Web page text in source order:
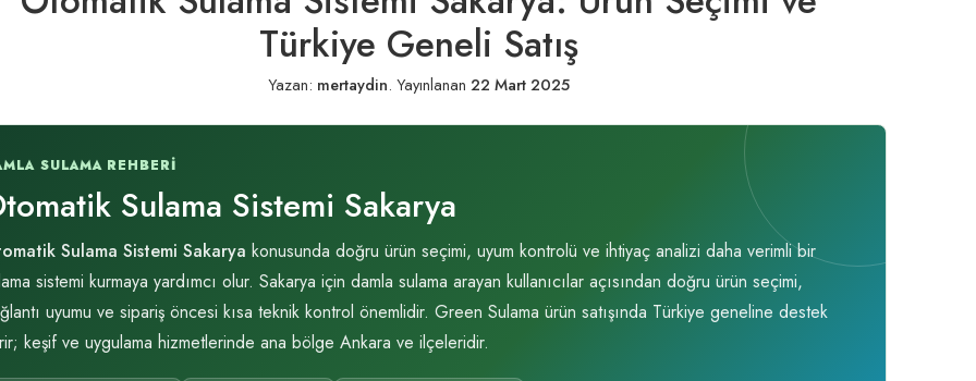
Türkiye Geneli Satış
Yazan: mertaydin. Yayınlanan 22 Mart 2025
SULAMA REHBERI
Sulama Sistemi Sakarya
Sulama Sistemi Sakarya konusunda doğru ürün seçimi, uyum kontrolü ve ihtiyaç analizi daha verimli bir
sistemi kurmaya yardımcı olur. Sakarya için damla sulama arayan kullanıcılar açısından doğru ürün seçimi,
uyumu ve sipariş öncesi kısa teknik kontrol önemlidir. Green Sulama ürün satışında Türkiye geneline destek
keşif ve uygulama hizmetlerinde ana bölge Ankara ve ilçeleridir.